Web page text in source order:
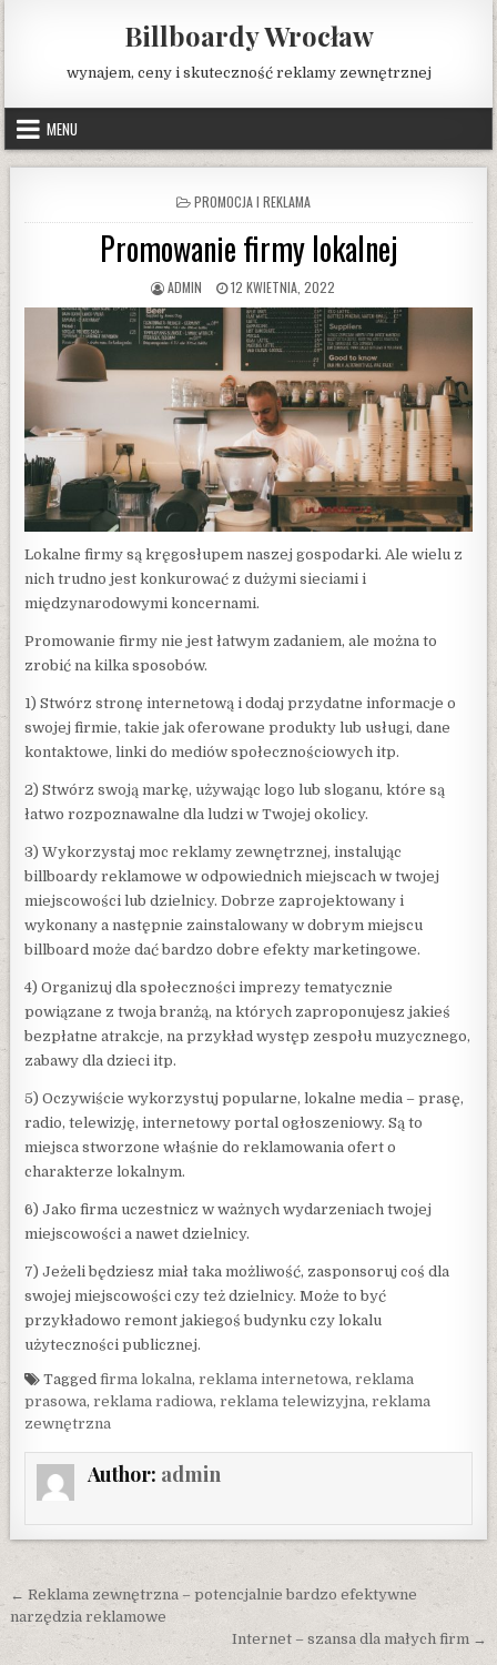
content
Billboardy Wrocław
wynajem, ceny i skuteczność reklamy zewnętrznej
MENU
POSTED
IN
PROMOCJA I REKLAMA
Promowanie firmy lokalnej
AUTHOR:
ADMIN
PUBLISHED
DATE:
12 KWIETNIA, 2022
Lokalne firmy są kręgosłupem naszej gospodarki. Ale wielu z
nich trudno jest konkurować z dużymi sieciami i
międzynarodowymi koncernami.
Promowanie firmy nie jest łatwym zadaniem, ale można to
zrobić na kilka sposobów.
1) Stwórz stronę internetową i dodaj przydatne informacje o
swojej firmie, takie jak oferowane produkty lub usługi, dane
kontaktowe, linki do mediów społecznościowych itp.
2) Stwórz swoją markę, używając logo lub sloganu, które są
łatwo rozpoznawalne dla ludzi w Twojej okolicy.
3) Wykorzystaj moc reklamy zewnętrznej, instalując
billboardy reklamowe w odpowiednich miejscach w twojej
miejscowości lub dzielnicy. Dobrze zaprojektowany i
wykonany a następnie zainstalowany w dobrym miejscu
billboard może dać bardzo dobre efekty marketingowe.
4) Organizuj dla społeczności imprezy tematycznie
powiązane z twoja branżą, na których zaproponujesz jakieś
bezpłatne atrakcje, na przykład występ zespołu muzycznego,
zabawy dla dzieci itp.
5) Oczywiście wykorzystuj popularne, lokalne media – prasę,
radio, telewizję, internetowy portal ogłoszeniowy. Są to
miejsca stworzone właśnie do reklamowania ofert o
charakterze lokalnym.
6) Jako firma uczestnicz w ważnych wydarzeniach twojej
miejscowości a nawet dzielnicy.
7) Jeżeli będziesz miał taka możliwość, zasponsoruj coś dla
swojej miejscowości czy też dzielnicy. Może to być
przykładowo remont jakiegoś budynku czy lokalu
użyteczności publicznej.
Taggedfirma lokalna,reklama internetowa,reklama
prasowa,reklama radiowa,reklama telewizyjna,reklama
zewnętrzna
Author: admin
Nawigacja
wpisu
← Reklama zewnętrzna – potencjalnie bardzo efektywne
narzędzia reklamowe
Internet – szansa dla małych firm →